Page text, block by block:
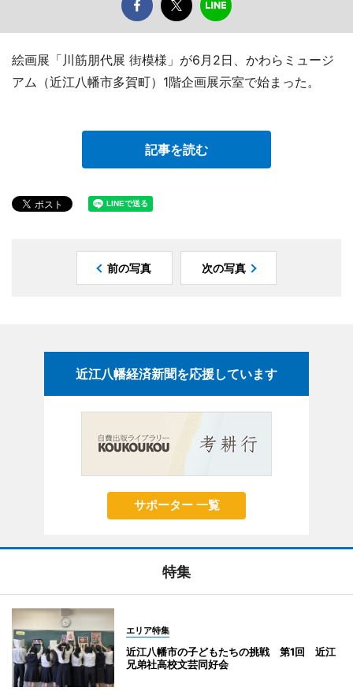
絵画展「川筋朋代展 街模様」が6月2日、かわらミュージ
アム（近江八幡市多賀町）1階企画展示室で始まった。
記事を読む
前の写真 次の写真
近江八幡経済新聞を応援しています
サポーター 一覧
特集
エリア特集
近江八幡市の子どもたちの挑戦 第1回 近江
兄弟社高校文芸同好会